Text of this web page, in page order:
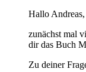
Hallo Andreas,
zunächst mal
dir das Buch
Zu deiner